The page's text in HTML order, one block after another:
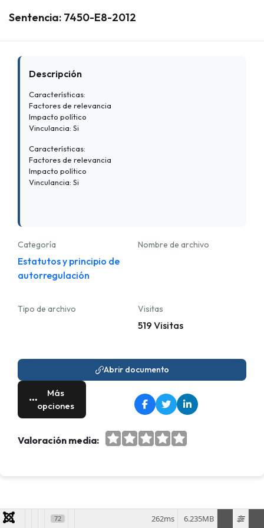
Sentencia: 7450-E8-2012
Descripción
Características:
Factores de relevancia
Impacto político
Vinculancia: Si
Características:
Factores de relevancia
Impacto político
Vinculancia: Si
Categoría
Estatutos y principio de
autorregulación
Nombre de archivo
Tipo de archivo Visitas
519 Visitas
Abrir documento
Más
opciones
Valoración media:
72 6.235MB
262ms